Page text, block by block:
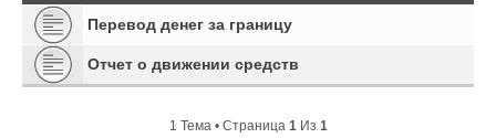
Перевод денег за границу
Отчет о движении средств
1 Тема • Страница 1Из 1